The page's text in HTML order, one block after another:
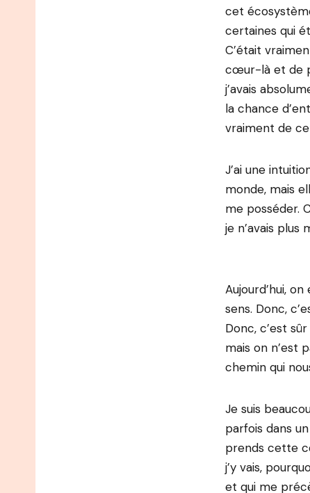
cet
certaines qui
C’était
cœur-là et de
j’avais
la chance
vraiment de
J’ai une
monde, mais
me posséder.
je n’avais plus
Aujourd’hui,
sens. Donc,
Donc, c’est
mais on n’est
chemin qui
Je suis
parfois dans
prends cette
j’y vais,
et qui me